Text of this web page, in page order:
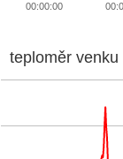
00:00:00
teploměr venku